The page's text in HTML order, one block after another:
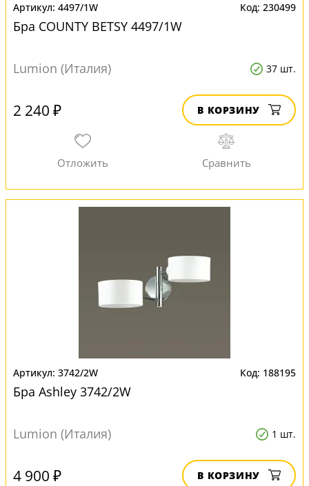
4497/1W 230499
Бра COUNTY BETSY 4497/1W
Lumion (Италия) 37 шт.
2 240 ₽ В КОРЗИНУ
3742/2W 188195
Бра Ashley 3742/2W
Lumion (Италия) 1 шт.
4 900 ₽ В КОРЗИНУ